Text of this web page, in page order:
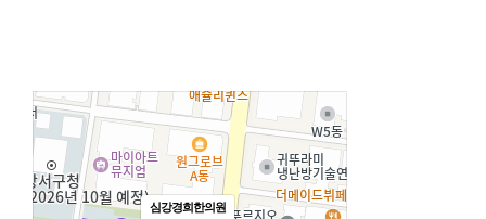
심강경희한의원